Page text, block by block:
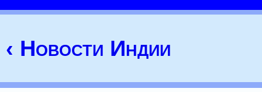
‹ Новости Индии